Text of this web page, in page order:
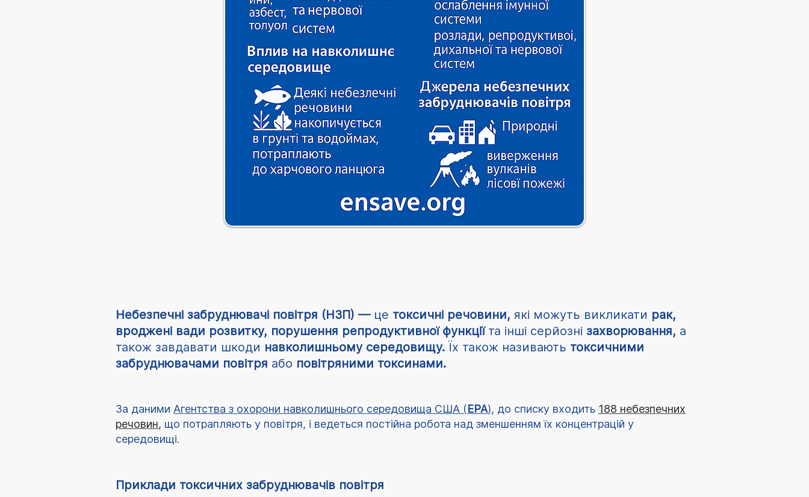
Небезпечні забруднювачі повітря (НЗП) — це токсичні речовини, які можуть викликати рак,
вроджені вади розвитку, порушення репродуктивної функції та інші серйозні захворювання, а
також завдавати шкоди навколишньому середовищу. Їх також називають токсичними
забруднювачами повітря або повітряними токсинами.
За даними Агентства з охорони навколишнього середовища США (EPA), до списку входить 188 небезпечних
речовин, що потрапляють у повітря, і ведеться постійна робота над зменшенням їх концентрацій у
середовищі.
Приклади токсичних забруднювачів повітря